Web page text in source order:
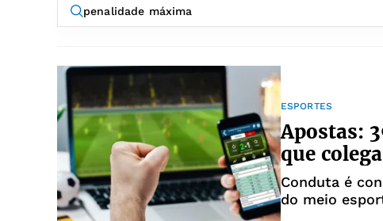
ESPORTES
Apostas:
que
Conduta é
do meio